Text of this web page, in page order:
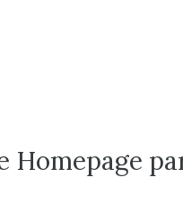
Homepage